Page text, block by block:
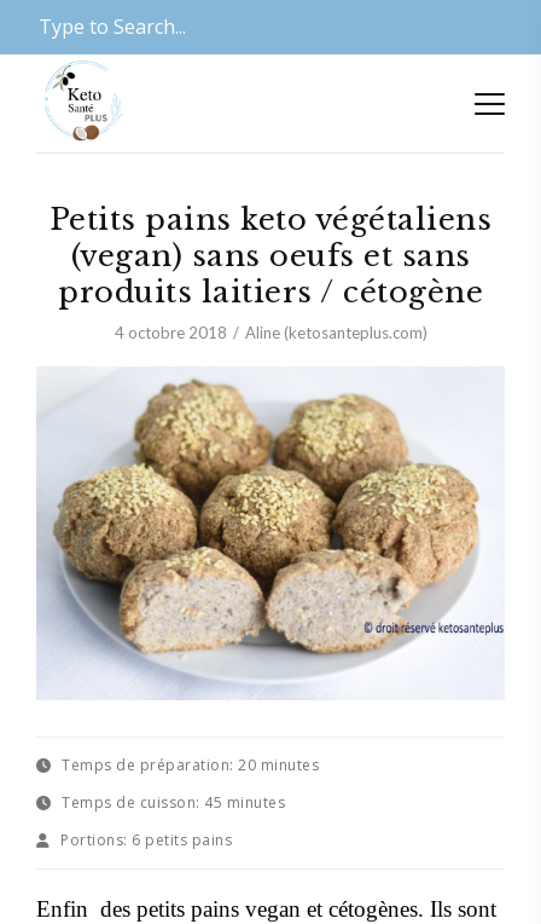
Petits pains keto végétaliens
(vegan) sans oeufs et sans
produits laitiers / cétogène
4 octobre 2018 Aline (ketosanteplus.com)
Temps de préparation: 20 minutes
Temps de cuisson: 45 minutes
Portions: 6 petits pains
Enfin des petits pains vegan et cétogènes. Ils sont